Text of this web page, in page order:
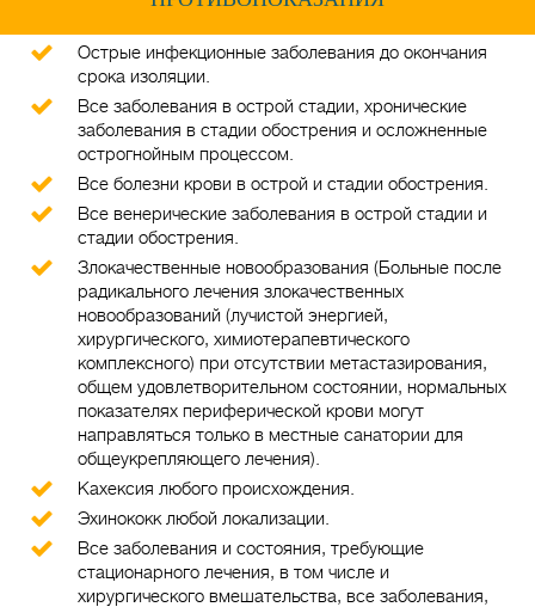
Острые инфекционные заболевания до окончания
срока изоляции.
Все заболевания в острой стадии, хронические
заболевания в стадии обострения и осложненные
острогнойным процессом.
Все болезни крови в острой и стадии обострения.
Все венерические заболевания в острой стадии и
стадии обострения.
Злокачественные новообразования (Больные после
радикального лечения злокачественных
новообразований (лучистой энергией,
хирургического, химиотерапевтического
комплексного) при отсутствии метастазирования,
общем удовлетворительном состоянии, нормальных
показателях периферической крови могут
направляться только в местные санатории для
общеукрепляющего лечения).
Кахексия любого происхождения.
Эхинококк любой локализации.
Все заболевания и состояния, требующие
стационарного лечения, в том числе и
хирургического вмешательства, все заболевания,